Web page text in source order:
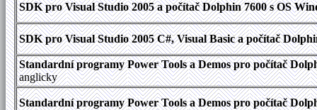
SDK pro Visual Studio 2005 a počítač Dolphin 7600 s OS
SDK pro Visual Studio 2005 C#, Visual Basic a počítač
Standardní programy Power Tools a Demos pro počítač
anglicky
Standardní programy Power Tools a Demos pro počítač